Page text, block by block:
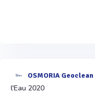
OSMORIA Geoclean
l'Eau 2020